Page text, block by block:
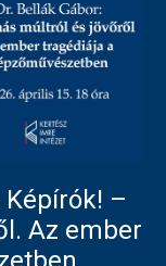
–
Az ember